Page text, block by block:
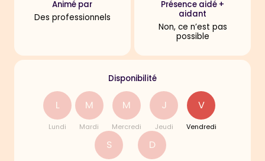
Spectre
Autistique et
Troubles
Animé par
Des professionnels
Présence aidé +
aidant
Non, ce n’est pas
possible
Disponibilité
L
Lundi
M
Mardi
M
Mercredi
J
Jeudi
V
Vendredi
S D